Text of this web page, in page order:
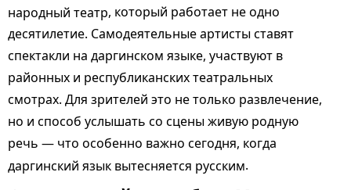
народный театр, который работает не одно
десятилетие. Самодеятельные артисты ставят
спектакли на даргинском языке, участвуют в
районных и республиканских театральных
смотрах. Для зрителей это не только развлечение,
но и способ услышать со сцены живую родную
речь — что особенно важно сегодня, когда
даргинский язык вытесняется русским.